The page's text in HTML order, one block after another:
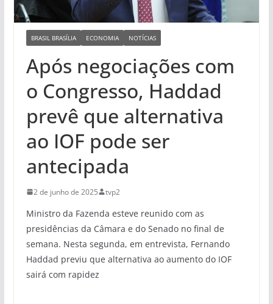
BRASIL BRASÍLIA ECONOMIA NOTÍCIAS
Após negociações com
o Congresso, Haddad
prevê que alternativa
ao IOF pode ser
antecipada
2 de junho de 2025 tvp2
Ministro da Fazenda esteve reunido com as
presidências da Câmara e do Senado no final de
semana. Nesta segunda, em entrevista, Fernando
Haddad previu que alternativa ao aumento do IOF
sairá com rapidez